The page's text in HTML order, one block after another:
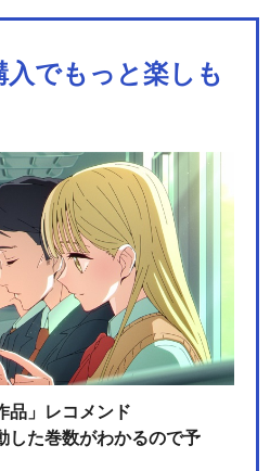
入でもっと楽しも
品」レコメンド
した巻数がわかるので予